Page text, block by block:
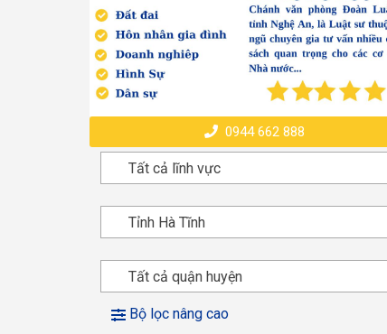
0944 662 888
Tất cả lĩnh vực
Tỉnh Hà Tĩnh
Tất cả quận huyện
Bộ lọc nâng cao